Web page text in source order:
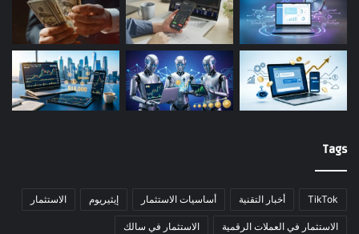
Tags
TikTok أخبار التقنية أساسيات الاستثمار إيثيريوم الاستثمار
الاستثمار في العملات الرقمية الاستثمار في سالك